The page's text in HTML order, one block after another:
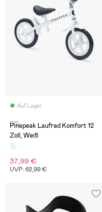
Auf Lager
(21)
Pinepeak Laufrad Komfort 12
Zoll, Weiß
37,99 €
UVP: 62,99 €